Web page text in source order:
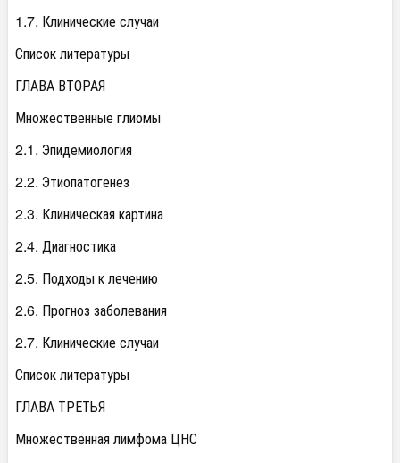
1.7. Клинические случаи
Список литературы
ГЛАВА ВТОРАЯ
Множественные глиомы
2.1. Эпидемиология
2.2. Этиопатогенез
2.3. Клиническая картина
2.4. Диагностика
2.5. Подходы к лечению
2.6. Прогноз заболевания
2.7. Клинические случаи
Список литературы
ГЛАВА ТРЕТЬЯ
Множественная лимфома ЦНС